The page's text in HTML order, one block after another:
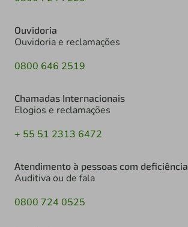
Ouvidoria
Ouvidoria e reclamações
0800 646 2519
Chamadas Internacionais
Elogios e reclamações
+ 55 51 2313 6472
Atendimento à pessoas com deficiência
Auditiva ou de fala
0800 724 0525